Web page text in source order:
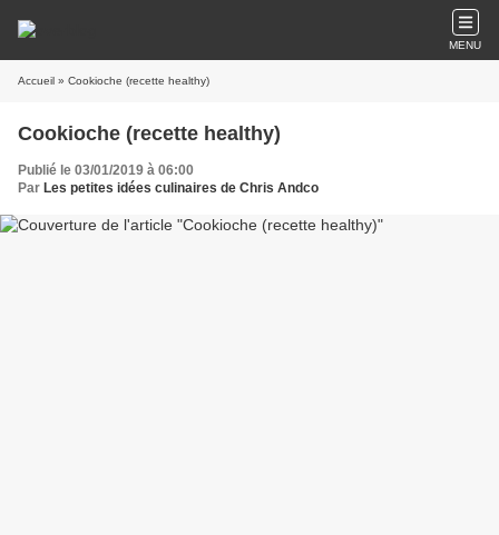
MENU
Accueil » Cookioche (recette healthy)
Cookioche (recette healthy)
Publié le 03/01/2019 à 06:00
Par Les petites idées culinaires de Chris Andco